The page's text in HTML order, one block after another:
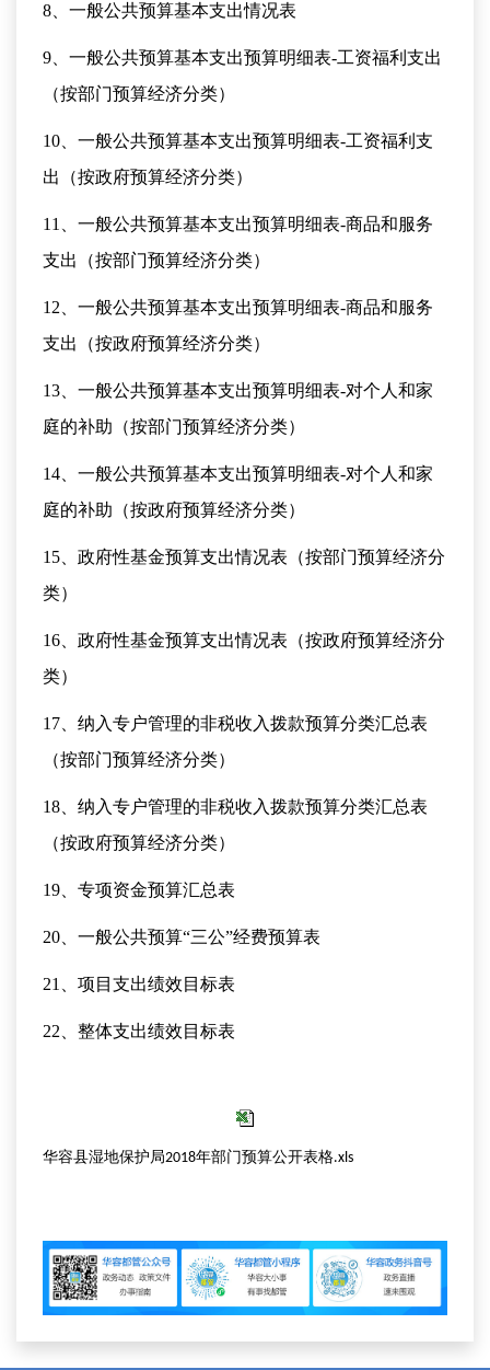
8、一般公共预算基本支出情况表
9、一般公共预算基本支出预算明细表-工资福利支出
（按部门预算经济分类）
10、一般公共预算基本支出预算明细表-工资福利支
出（按政府预算经济分类）
11、一般公共预算基本支出预算明细表-商品和服务
支出（按部门预算经济分类）
12、一般公共预算基本支出预算明细表-商品和服务
支出（按政府预算经济分类）
13、一般公共预算基本支出预算明细表-对个人和家
庭的补助（按部门预算经济分类）
14、一般公共预算基本支出预算明细表-对个人和家
庭的补助（按政府预算经济分类）
15、政府性基金预算支出情况表（按部门预算经济分
类）
16、政府性基金预算支出情况表（按政府预算经济分
类）
17、纳入专户管理的非税收入拨款预算分类汇总表
（按部门预算经济分类）
18、纳入专户管理的非税收入拨款预算分类汇总表
（按政府预算经济分类）
19、专项资金预算汇总表
20、一般公共预算“三公”经费预算表
21、项目支出绩效目标表
22、整体支出绩效目标表
华容县湿地保护局2018年部门预算公开表格.xls